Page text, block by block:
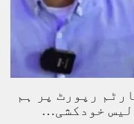
رپورٹ پر ہم
خودکشی…